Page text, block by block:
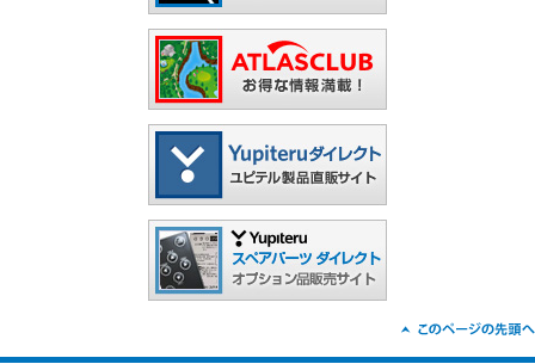
【重要】システムメンテナンスにともなうサービス一時停止のお知らせ
【弊社運営を装った偽サイトにご注意ください】
【重要】システムメンテナンスにともなうサービス一時停止のお知らせ
【重要】決済システムメンテナンスに伴うクレジットカード決済ご利用
会員登録月ボーナス付与開始につきまして
年末年始休業のお知らせ
【重要】（9/27実施）決済システムメンテナンスに伴う一部決済方法・
一部商品ご注文受付停止について